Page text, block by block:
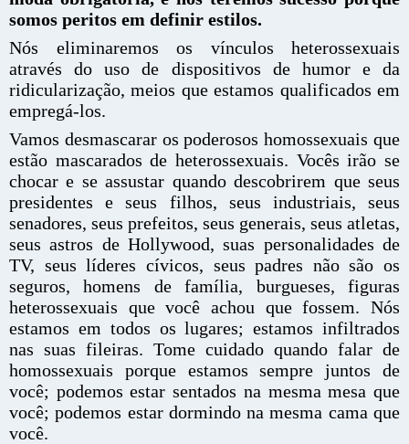
somos peritos em definir estilos.
Nós eliminaremos os vínculos heterossexuais
através do uso de dispositivos de humor e da
ridicularização, meios que estamos qualificados em
empregá-los.
Vamos desmascarar os poderosos homossexuais que
estão mascarados de heterossexuais. Vocês irão se
chocar e se assustar quando descobrirem que seus
presidentes e seus filhos, seus industriais, seus
senadores, seus prefeitos, seus generais, seus atletas,
seus astros de Hollywood, suas personalidades de
TV, seus líderes cívicos, seus padres não são os
seguros, homens de família, burgueses, figuras
heterossexuais que você achou que fossem. Nós
estamos em todos os lugares; estamos infiltrados
nas suas fileiras. Tome cuidado quando falar de
homossexuais porque estamos sempre juntos de
você; podemos estar sentados na mesma mesa que
você; podemos estar dormindo na mesma cama que
você.